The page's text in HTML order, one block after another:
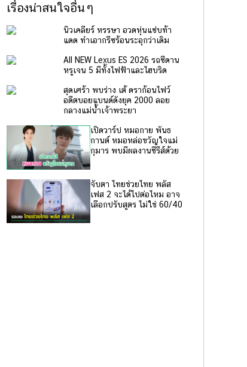
เรื่องน่าสนใจอื่นๆ
นิวเคลียร์ หรรษา อวดหุ่นแซ่บท้า
แดด ทำเอากรีซร้อนระอุกว่าเดิม
All NEW Lexus ES 2026 รถซีดาน
หรูเจน 5 มีทั้งไฟฟ้าและไฮบริด
สุดเศร้า พบร่าง เต้ ดราก้อนไฟว์
อดีตบอยแบนด์ดังยุค 2000 ลอย
กลางแม่น้ำเจ้าพระยา
เปิดวาร์ป หมอกาย พันธ
กานต์ หมอหล่อขวัญใจแม่
กุมาร พบมีผลงานซีรีส์ด้วย
จับตา ไทยช่วยไทย พลัส
เฟส 2 จะได้ไปต่อไหม อาจ
เลือกปรับสูตร ไม่ใช่ 60/40